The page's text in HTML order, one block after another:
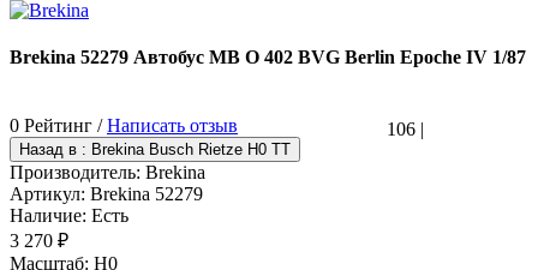
Brekina 52279 Автобус MB O 402 BVG Berlin Epoche IV 1/87
106 |
0 Рейтинг /Написать отзыв
Производитель: Brekina
Артикул: Brekina 52279
Наличие: Есть
3 270 ₽
Масштаб: H0